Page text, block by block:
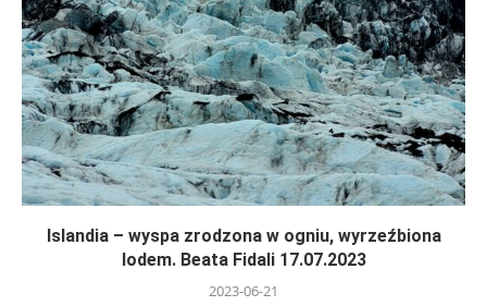
Islandia – wyspa zrodzona w ogniu, wyrzeźbiona
lodem. Beata Fidali 17.07.2023
2023-06-21